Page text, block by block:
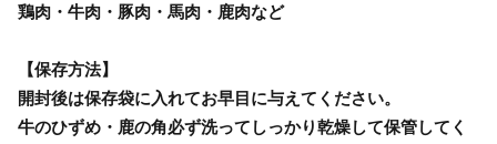
鶏肉・牛肉・豚肉・馬肉・鹿肉など
【保存方法】
開封後は保存袋に入れてお早目に与えてください。
牛のひずめ・鹿の角必ず洗ってしっかり乾燥して保管してく